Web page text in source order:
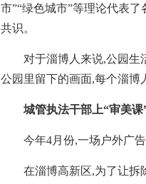
市”“绿色城市”等理论代表
共识。
对于淄博人来说,公园生活
公园里留下的画面,每个淄博
城管执法干部上“审美课
今年4月份,一场户外广告
在淄博高新区,为了让拆除